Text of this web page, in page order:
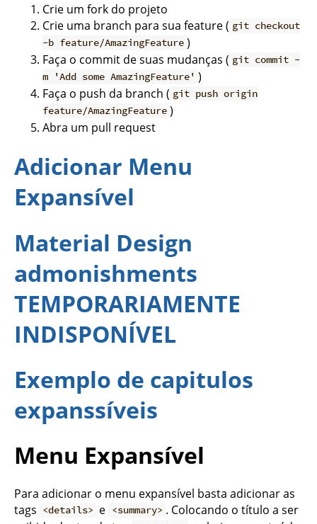
Crie um fork do projeto
Crie uma branch para sua feature ( git checkout
-b feature/AmazingFeature )
Faça o commit de suas mudanças ( git commit -
m 'Add some AmazingFeature' )
Faça o push da branch ( git push origin
feature/AmazingFeature )
Abra um pull request
Adicionar Menu
Expansível
Material Design
admonishments
TEMPORARIAMENTE
INDISPONÍVEL
Exemplo de capitulos
expanssíveis
Menu Expansível
Para adicionar o menu expansível basta adicionar as
tags <details> e <summary> . Colocando o título a ser